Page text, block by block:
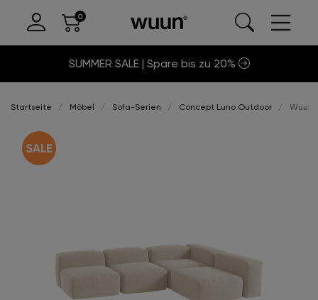
SUMMER SALE | Spare bis zu 20%
Startseite Möbel Sofa-Serien Concept Luno Outdoor